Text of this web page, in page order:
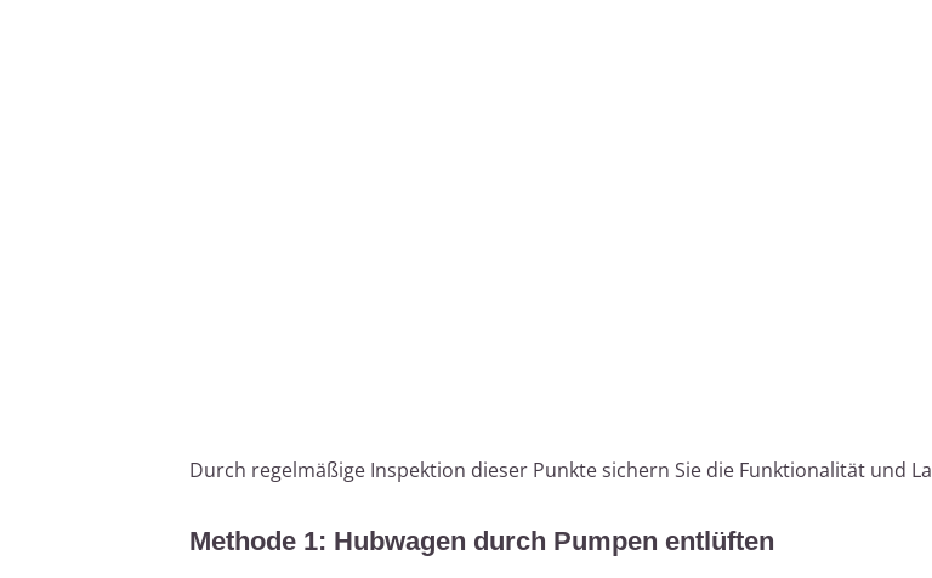
Durch regelmäßige Inspektion dieser Punkte sichern Sie die Funktionalität und
Methode 1: Hubwagen durch Pumpen entlüften